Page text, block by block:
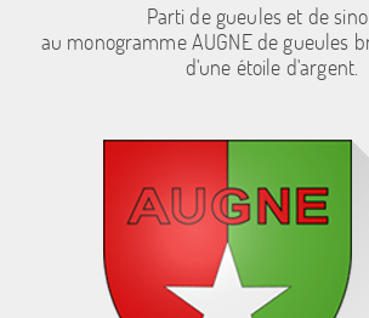
Parti de gueules et de
au monogramme AUGNE de gueules
d'une étoile d'argent.